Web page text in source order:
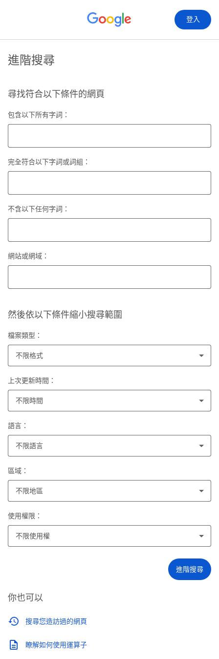
登入
進階搜尋
尋找符合以下條件的網頁
包含以下所有字詞：
完全符合以下字詞或詞組：
不含以下任何字詞：
網站或網域：
然後依以下條件縮小搜尋範圍
檔案類型：
不限格式
上次更新時間：
不限時間
語言：
不限語言
區域：
不限地區
使用權限：
不限使用權
進階搜尋
你也可以
搜尋您造訪過的網頁
瞭解如何使用運算子